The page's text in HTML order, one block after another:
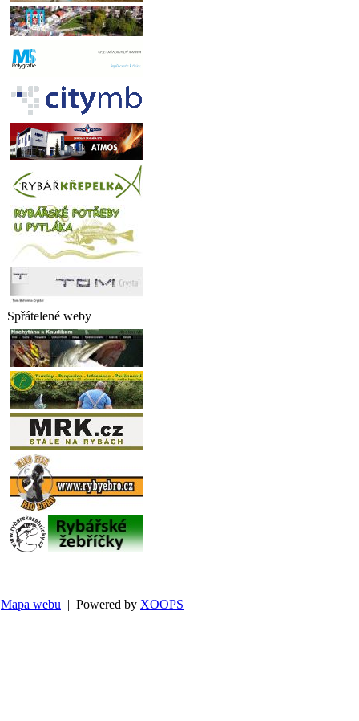
Spřátelené weby
Mapa webu | Powered by XOOPS